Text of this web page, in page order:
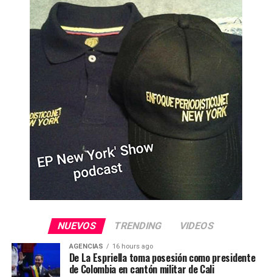
NUEVOS TRENDING VIDEOS
AGENCIAS 16 hours ago
De La Espriella toma posesión como presidente
de Colombia en cantón militar de Cali